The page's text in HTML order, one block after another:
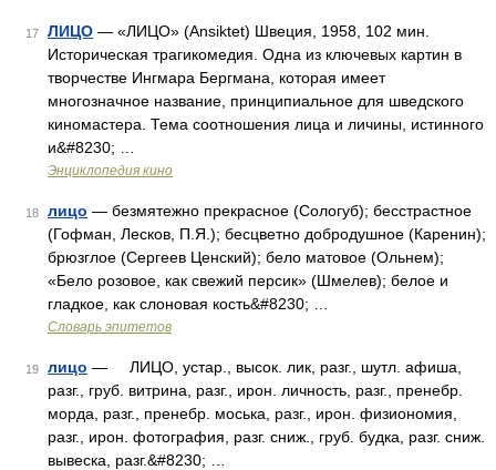
17 ЛИЦО — «ЛИЦО» (Ansiktet) Швеция, 1958, 102 мин.
Историческая трагикомедия. Одна из ключевых картин в
творчестве Ингмара Бергмана, которая имеет
многозначное название, принципиальное для шведского
киномастера. Тема соотношения лица и личины, истинного
и&#8230; …
Энциклопедия кино
18 лицо — безмятежно прекрасное (Сологуб); бесстрастное
(Гофман, Лесков, П.Я.); бесцветно добродушное (Каренин);
брюзглое (Сергеев Ценский); бело матовое (Ольнем);
«Бело розовое, как свежий персик» (Шмелев); белое и
гладкое, как слоновая кость&#8230; …
Словарь эпитетов
19 лицо — ЛИЦО, устар., высок. лик, разг., шутл. афиша,
разг., груб. витрина, разг., ирон. личность, разг., пренебр.
морда, разг., пренебр. моська, разг., ирон. физиономия,
разг., ирон. фотография, разг. сниж., груб. будка, разг. сниж.
вывеска, разг.&#8230; …